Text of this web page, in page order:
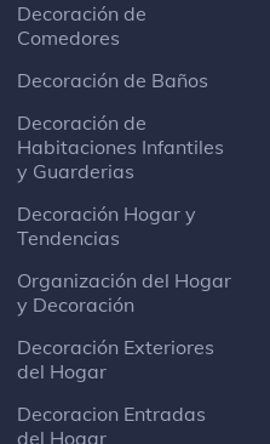
Decoración de
Comedores
Decoración de Baños
Decoración de
Habitaciones Infantiles
y Guarderias
Decoración Hogar y
Tendencias
Organización del Hogar
y Decoración
Decoración Exteriores
del Hogar
Decoracion Entradas
del Hogar